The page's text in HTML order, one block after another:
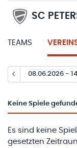
SC
TEAMS
08.06.2026 -
Keine Spiele
Es sind keine
gesetzten